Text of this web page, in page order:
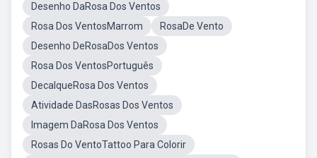
Desenho DaRosa Dos Ventos
Rosa Dos VentosMarrom
RosaDe Vento
Desenho DeRosaDos Ventos
Rosa Dos VentosPortuguês
DecalqueRosa Dos Ventos
Atividade DasRosas Dos Ventos
Imagem DaRosa Dos Ventos
Rosas Do VentoTattoo Para Colorir